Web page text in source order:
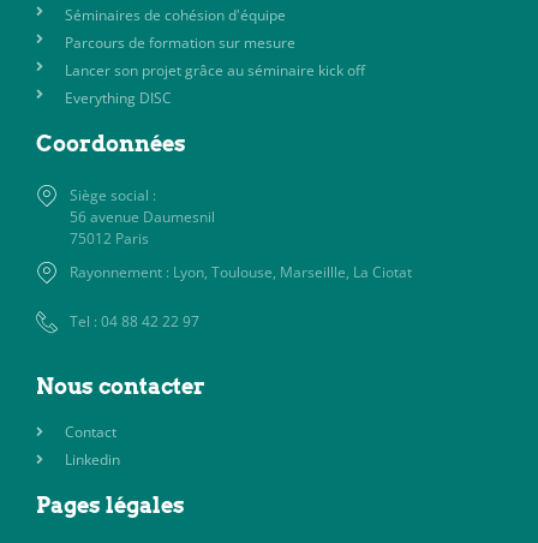
Séminaires de cohésion d'équipe
Parcours de formation sur mesure
Lancer son projet grâce au séminaire kick off
Everything DISC
Coordonnées
Siège social :
56 avenue Daumesnil
75012 Paris
Rayonnement : Lyon, Toulouse, Marseillle, La Ciotat
Tel : 04 88 42 22 97
Nous contacter
Contact
Linkedin
Pages légales